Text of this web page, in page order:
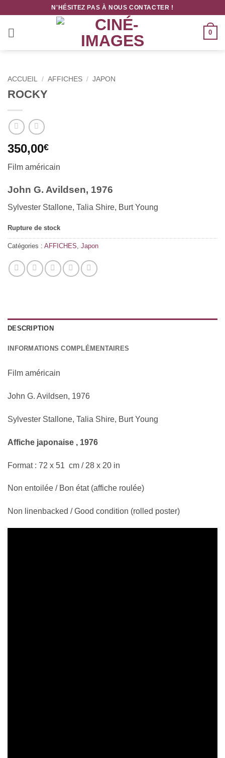
contenu
N'HÉSITEZ PAS À NOUS CONTACTER !
0
ACCUEIL / AFFICHES / JAPON
ROCKY
350,00€
Film américain
John G. Avildsen, 1976
Sylvester Stallone, Talia Shire, Burt Young
Rupture de stock
Catégories : AFFICHES, Japon
DESCRIPTION
INFORMATIONS COMPLÉMENTAIRES
Film américain
John G. Avildsen, 1976
Sylvester Stallone, Talia Shire, Burt Young
Affiche japonaise , 1976
Format : 72 x 51 cm / 28 x 20 in
Non entoilée / Bon état (affiche roulée)
Non linenbacked / Good condition (rolled poster)